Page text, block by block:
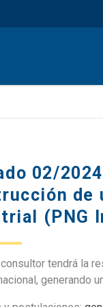
02/
de
(PNG
consultor tendrá la
generando